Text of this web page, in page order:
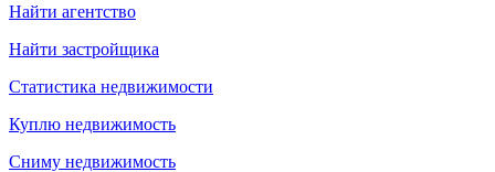
Найти агентство
Найти застройщика
Статистика недвижимости
Куплю недвижимость
Сниму недвижимость